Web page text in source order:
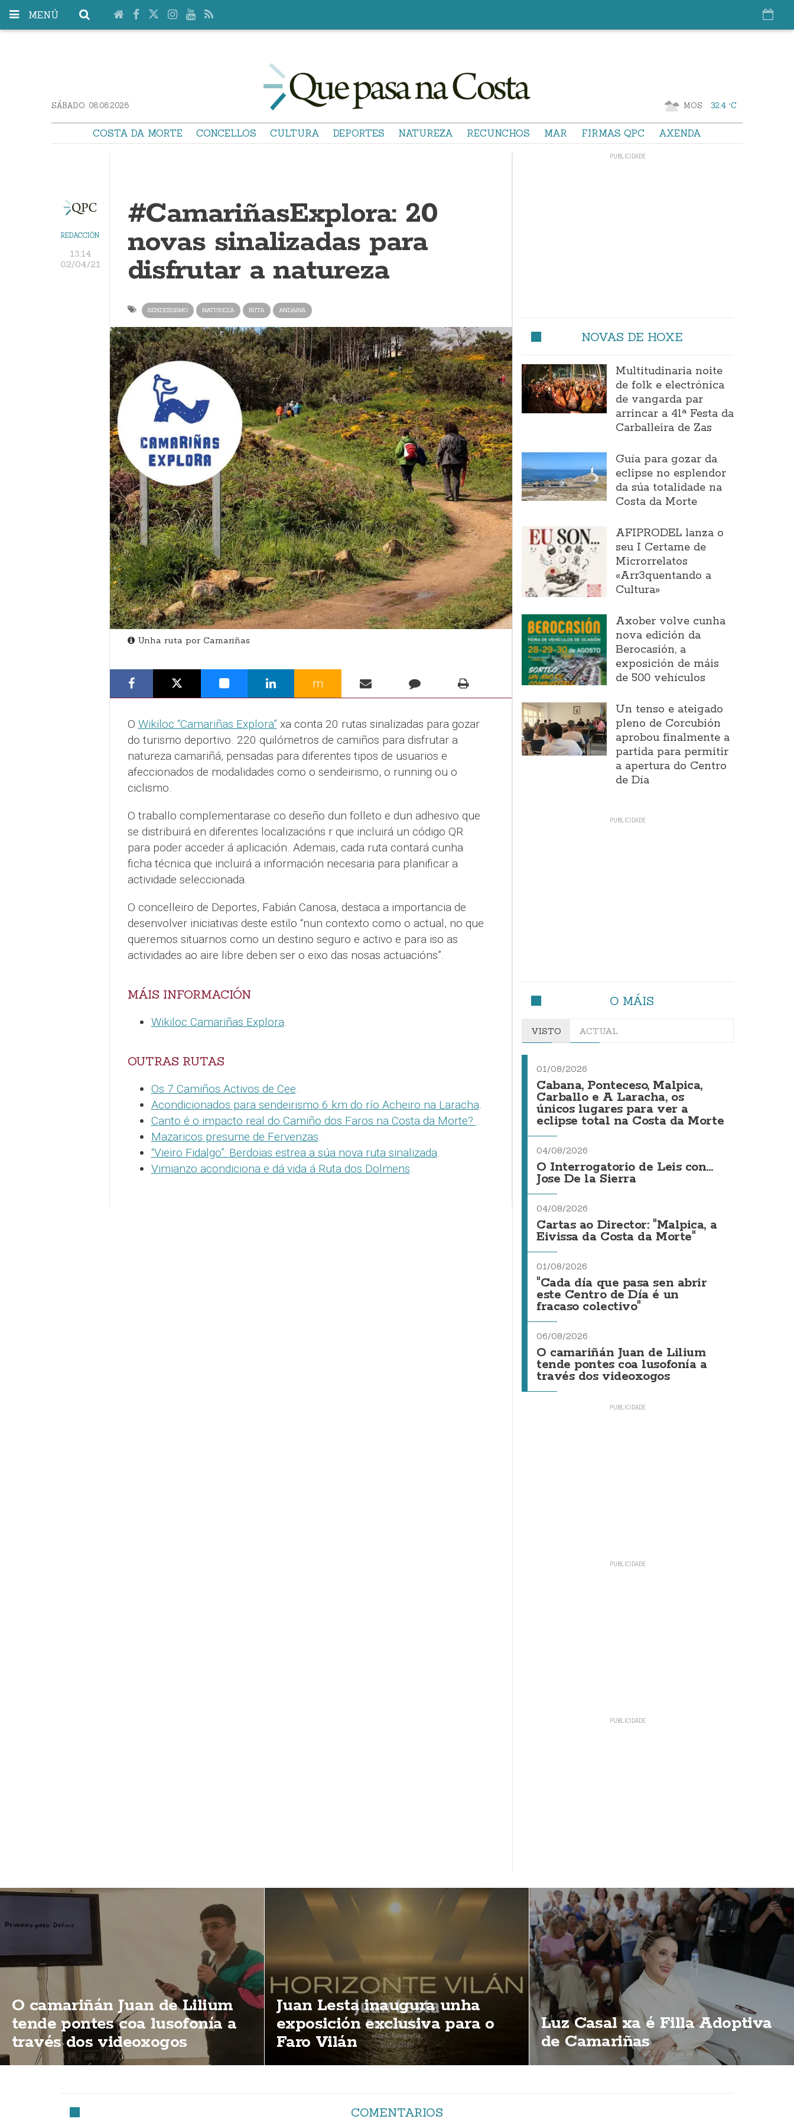
MENÚ
SÁBADO. 08.08.2026 MOS 32.4 °C
COSTA DA MORTE CONCELLOS CULTURA DEPORTES NATUREZA RECUNCHOS MAR FIRMAS QPC AXENDA
REDACCIÓN
13:14
02/04/21
#CamariñasExplora: 20
novas sinalizadas para
disfrutar a natureza
SENDEIRISMO NATUREZA RUTA ANDAINA
Unha ruta por Camariñas
m
O Wikiloc “Camariñas Explora” xa conta 20 rutas sinalizadas para gozar
do turismo deportivo. 220 quilómetros de camiños para disfrutar a
natureza camariñá, pensadas para diferentes tipos de usuarios e
afeccionados de modalidades como o sendeirismo, o running ou o
ciclismo.
O traballo complementarase co deseño dun folleto e dun adhesivo que
se distribuirá en diferentes localizacións r que incluirá un código QR
para poder acceder á aplicación. Ademais, cada ruta contará cunha
ficha técnica que incluirá a información necesaria para planificar a
actividade seleccionada.
O concelleiro de Deportes, Fabián Canosa, destaca a importancia de
desenvolver iniciativas deste estilo “nun contexto como o actual, no que
queremos situarnos como un destino seguro e activo e para iso as
actividades ao aire libre deben ser o eixo das nosas actuacións”.
MÁIS INFORMACIÓN
Wikiloc Camariñas Explora.
OUTRAS RUTAS
Os 7 Camiños Activos de Cee.
Acondicionados para sendeirismo 6 km do río Acheiro na Laracha.
Canto é o impacto real do Camiño dos Faros na Costa da Morte? .
Mazaricos presume de Fervenzas.
“Vieiro Fidalgo”: Berdoias estrea a súa nova ruta sinalizada.
Vimianzo acondiciona e dá vida á Ruta dos Dolmens.
NOVAS DE HOXE
Multitudinaria noite
de folk e electrónica
de vangarda par
arrincar a 41ª Festa da
Carballeira de Zas
Guía para gozar da
eclipse no esplendor
da súa totalidade na
Costa da Morte
AFIPRODEL lanza o
seu I Certame de
Microrrelatos
«Arr3quentando a
Cultura»
Axober volve cunha
nova edición da
Berocasión, a
exposición de máis
de 500 vehículos
Un tenso e ateigado
pleno de Corcubión
aprobou finalmente a
partida para permitir
a apertura do Centro
de Día
O MÁIS
VISTO ACTUAL
01/08/2026
Cabana, Ponteceso, Malpica,
Carballo e A Laracha, os
únicos lugares para ver a
eclipse total na Costa da Morte
04/08/2026
O Interrogatorio de Leis con...
Jose De la Sierra
04/08/2026
Cartas ao Director: "Malpica, a
Eivissa da Costa da Morte"
01/08/2026
"Cada día que pasa sen abrir
este Centro de Día é un
fracaso colectivo"
06/08/2026
O camariñán Juan de Lilium
tende pontes coa lusofonía a
través dos videoxogos
O camariñán Juan de Lilium
tende pontes coa lusofonía a
través dos videoxogos
Juan Lesta inaugura unha
exposición exclusiva para o
Faro Vilán
Luz Casal xa é Filla Adoptiva
de Camariñas
COMENTARIOS